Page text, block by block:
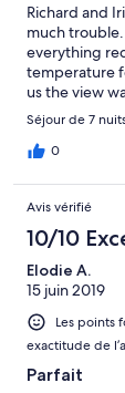
Richard and
much
everything
temperature
us the view
framework
prevent this
was available
the
Séjour de 7
0
Avis vérifié
10/10
Elodie A.
15 juin 2019
Les points
exactitude de
Parfait